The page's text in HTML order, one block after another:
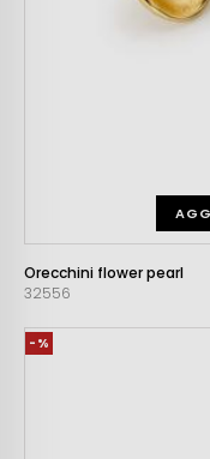
Orecchini flower pearl
32556
-%